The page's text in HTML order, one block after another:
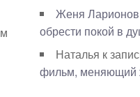
Женя Ларионов
обрести покой в
Наталья к
фильм, меняющий